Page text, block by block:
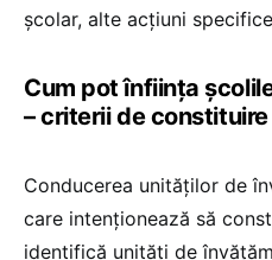
școlar, alte acțiuni
Cum pot înființa
– criterii de constituire
Conducerea unităților de
care intenționează să
identifică unități de